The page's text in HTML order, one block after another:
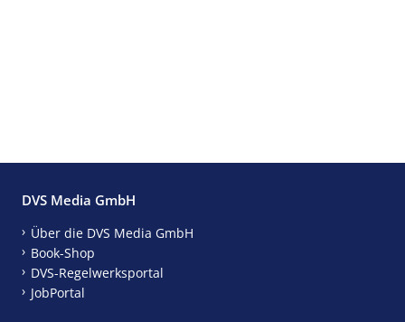
DVS Media GmbH
Über die DVS Media GmbH
Book-Shop
DVS-Regelwerksportal
JobPortal